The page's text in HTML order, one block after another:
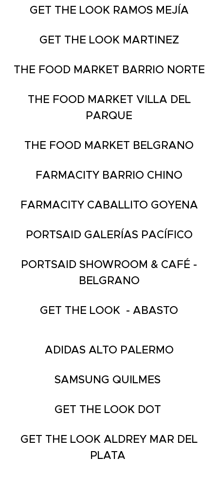
GET THE LOOK RAMOS MEJÍA
GET THE LOOK MARTINEZ
THE FOOD MARKET BARRIO NORTE
THE FOOD MARKET VILLA DEL
PARQUE
THE FOOD MARKET BELGRANO
FARMACITY BARRIO CHINO
FARMACITY CABALLITO GOYENA
PORTSAID GALERÍAS PACÍFICO
PORTSAID SHOWROOM & CAFÉ -
BELGRANO
GET THE LOOK - ABASTO
ADIDAS ALTO PALERMO
SAMSUNG QUILMES
GET THE LOOK DOT
GET THE LOOK ALDREY MAR DEL
PLATA